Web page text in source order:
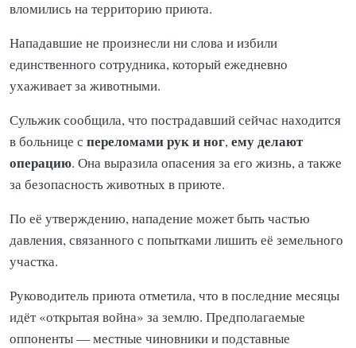
вломились на территорию приюта.
Нападавшие не произнесли ни слова и избили
единственного сотрудника, который ежедневно
ухаживает за животными.
Сульжик сообщила, что пострадавший сейчас находится
в больнице с переломами рук и ног,ему делают
операцию. Она выразила опасения за его жизнь, а также
за безопасность животных в приюте.
По её утверждению, нападение может быть частью
давления, связанного с попытками лишить её земельного
участка.
Руководитель приюта отметила, что в последние месяцы
идёт «открытая война» за землю. Предполагаемые
оппоненты — местные чиновники и подставные